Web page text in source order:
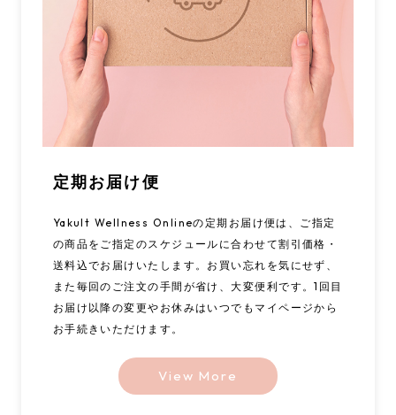
定期お届け便
Yakult Wellness Onlineの定期お届け便は、ご指定
の商品をご指定のスケジュールに合わせて割引価格・
送料込でお届けいたします。お買い忘れを気にせず、
また毎回のご注文の手間が省け、大変便利です。1回目
お届け以降の変更やお休みはいつでもマイページから
お手続きいただけます。
View More